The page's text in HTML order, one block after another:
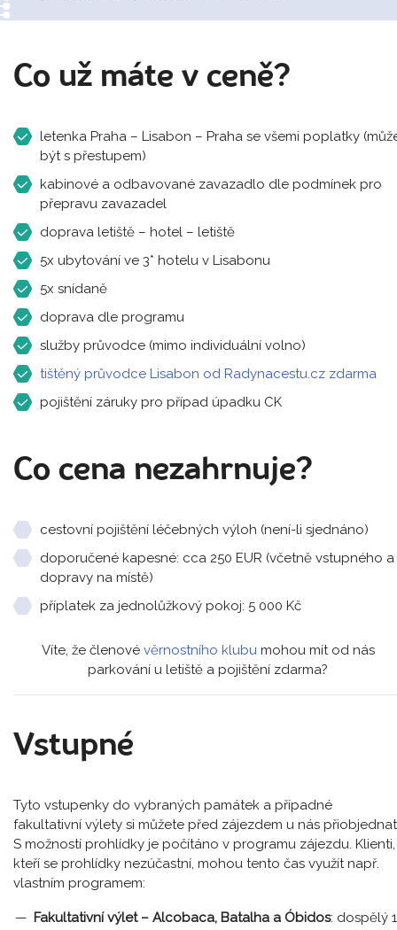
Co už máte v ceně?
letenka Praha – Lisabon – Praha se všemi poplatky
být s přestupem)
kabinové a odbavované zavazadlo dle podmínek pro
přepravu zavazadel
doprava letiště – hotel – letiště
5x ubytování ve 3* hotelu v Lisabonu
5x snídaně
doprava dle programu
služby průvodce (mimo individuální volno)
tištěný průvodce Lisabon od Radynacestu.cz zdarma
pojištění záruky pro případ úpadku CK
Co cena nezahrnuje?
cestovní pojištění léčebných výloh (není-li sjednáno)
doporučené kapesné: cca 250 EUR (včetně vstupného a
dopravy na místě)
příplatek za jednolůžkový pokoj: 5 000 Kč
Víte, že členové věrnostního klubu mohou mít od nás
parkování u letiště a pojištění zdarma?
Vstupné
Tyto vstupenky do vybraných památek a případné
fakultativní výlety si můžete před zájezdem u nás
S možností prohlídky je počítáno v programu zájezdu. Klienti,
kteří se prohlídky nezúčastní, mohou tento čas využít např.
vlastním programem:
Fakultativní výlet –⁠⁠⁠⁠⁠⁠ Alcobaca, Batalha a Óbidos: dospělý 1